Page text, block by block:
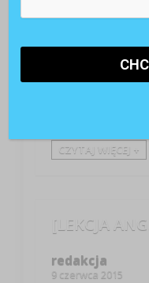
Task 1. Read the
When asked the
CZYTAJ WIĘCEJ +
[LEKCJA
redakcja
9 czerwca 2015